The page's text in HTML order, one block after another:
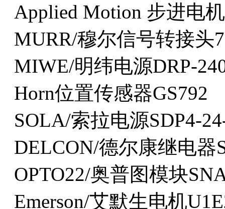
Applied Motion 步进电机
MURR/穆尔信号转接头
MIWE/明纬电源DRP-
Horn位置传感器GS792
SOLA/索拉电源SDP4-
DELCON/德尔康继电器
OPTO22/奥普图模块
Emerson/艾默生电机